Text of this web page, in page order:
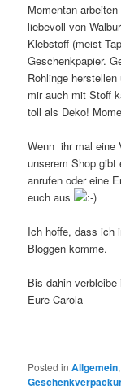
Momentan
liebevoll von
Klebstoff (meist
Geschenkpapier.
Rohlinge
mir auch mit Stoff
toll als Deko!
Wenn ihr mal eine
unserem Shop
anrufen oder eine
euch aus
Ich hoffe, dass ich
Bloggen komme.
Bis dahin verbleibe
Eure Carola
Posted in Allgemein